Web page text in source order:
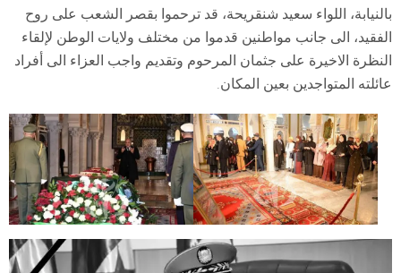
بالنيابة، اللواء سعيد شنقريحة، قد ترحموا بقصر الشعب على روح
الفقيد، الى جانب مواطنين قدموا من مختلف ولايات الوطن لإلقاء
النظرة الاخيرة على جثمان المرحوم وتقديم واجب العزاء الى أفراد
عائلته المتواجدين بعين المكان.